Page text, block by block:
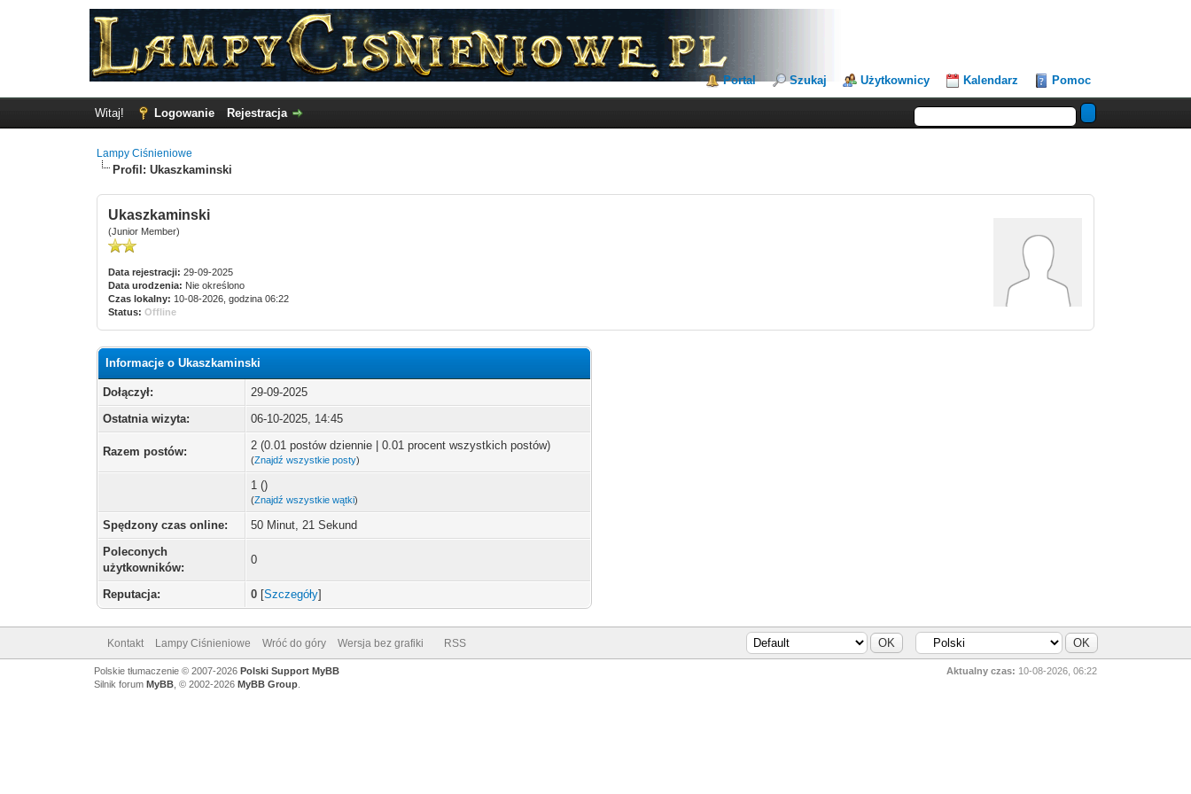
Portal Szukaj Użytkownicy Kalendarz Pomoc
Witaj! Logowanie Rejestracja
Lampy Ciśnieniowe
Profil: Ukaszkaminski
Ukaszkaminski
(Junior Member)
Data rejestracji: 29-09-2025
Data urodzenia: Nie określono
Czas lokalny: 10-08-2026, godzina 06:22
Status: Offline
Informacje o Ukaszkaminski
Dołączył:
29-09-2025
Ostatnia wizyta:
06-10-2025, 14:45
Razem postów: 2 (0.01 postów dziennie | 0.01 procent wszystkich postów)
(Znajdź wszystkie posty)
1 ()
(Znajdź wszystkie wątki)
Spędzony czas online:
50 Minut, 21 Sekund
Poleconych
użytkowników:
0
Reputacja: 0 [Szczegóły]
Kontakt Lampy Ciśnieniowe Wróć do góry Wersja bez grafiki RSS
Aktualny czas: 10-08-2026, 06:22
Polskie tłumaczenie © 2007-2026 Polski Support MyBB
Silnik forum MyBB, © 2002-2026 MyBB Group.